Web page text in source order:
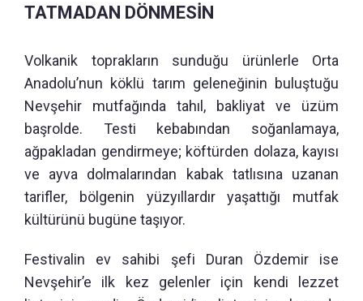
TATMADAN DÖNMESİN
Volkanik toprakların sunduğu ürünlerle Orta
Anadolu’nun köklü tarım geleneğinin buluştuğu
Nevşehir mutfağında tahıl, bakliyat ve üzüm
başrolde. Testi kebabından soğanlamaya,
ağpakladan gendirmeye; köftürden dolaza, kayısı
ve ayva dolmalarından kabak tatlısına uzanan
tarifler, bölgenin yüzyıllardır yaşattığı mutfak
kültürünü bugüne taşıyor.
Festivalin ev sahibi şefi Duran Özdemir ise
Nevşehir’e ilk kez gelenler için kendi lezzet